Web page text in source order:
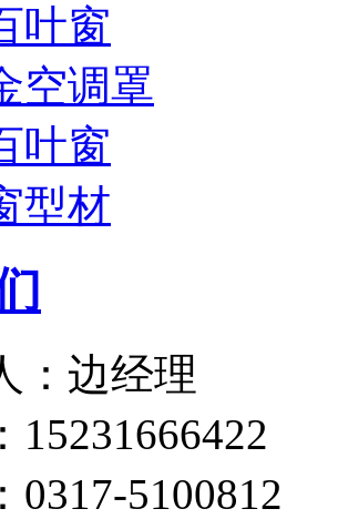
叶窗
空调罩
叶窗
型材
：边经理
15231666422
0317-5100812